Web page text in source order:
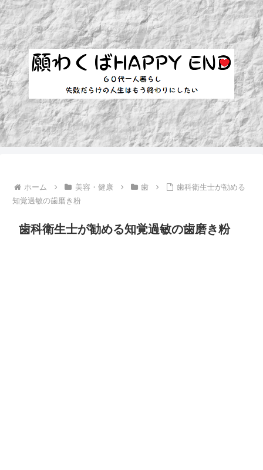
ホーム 美容・健康 歯
歯科衛生士が勧める
知覚過敏の歯磨き粉
歯科衛生士が勧める知覚過敏の歯磨き粉